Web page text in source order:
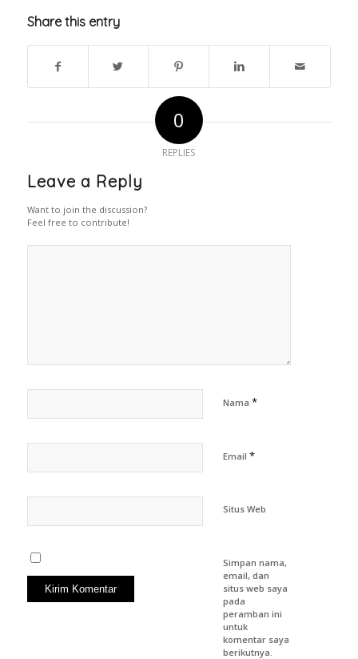
Share this entry
0
REPLIES
Leave a Reply
Want to join the discussion?
Feel free to contribute!
Nama *
Email *
Situs Web
Simpan nama,
email, dan
situs web saya
pada
peramban ini
untuk
komentar saya
berikutnya.